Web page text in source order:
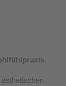
.